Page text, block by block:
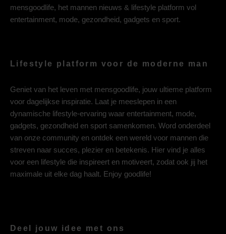
mensgoodlife, het mannen nieuws & lifestyle platform vol
entertainment, mode, gezondheid, gadgets en sport.
Lifestyle platform voor de moderne man
Geniet van het leven met mensgoodlife, jouw ultieme platform
voor dagelijkse inspiratie. Laat je meeslepen in een
dynamische lifestyle-ervaring waar entertainment, mode,
gadgets, gezondheid en sport samenkomen. Word onderdeel
van onze community en ontdek een wereld voor mannen die
streven naar succes, plezier en betekenis. Hier vind je alles
voor een lifestyle die inspireert en motiveert, zodat ook jij het
maximale uit elke dag haalt. Enjoy goodlife!
Deel jouw idee met ons